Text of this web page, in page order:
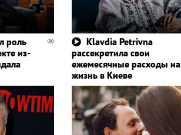
роль
из-
Klavdia Petrivna
рассекретила свои
ежемесячные расходы на
жизнь в Киеве